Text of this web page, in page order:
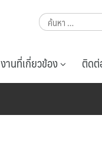
ค้นหา
สำหรับ:
านที่เกี่ยวข้อง ติดต่